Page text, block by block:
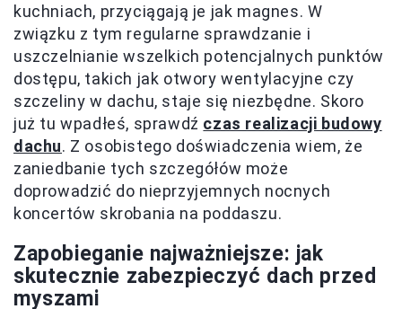
kuchniach, przyciągają je jak magnes. W
związku z tym regularne sprawdzanie i
uszczelnianie wszelkich potencjalnych punktów
dostępu, takich jak otwory wentylacyjne czy
szczeliny w dachu, staje się niezbędne. Skoro
już tu wpadłeś, sprawdź czas realizacji budowy
dachu. Z osobistego doświadczenia wiem, że
zaniedbanie tych szczegółów może
doprowadzić do nieprzyjemnych nocnych
koncertów skrobania na poddaszu.
Zapobieganie najważniejsze: jak
skutecznie zabezpieczyć dach przed
myszami